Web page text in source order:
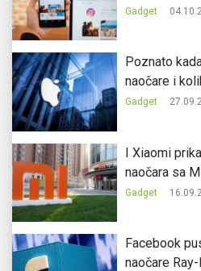
Gadget
Poznato
naočare i
Gadget
I Xiaomi
naočara sa
Gadget
Facebook
naočare